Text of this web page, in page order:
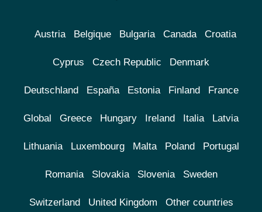
Austria Belgique Bulgaria Canada Croatia
Cyprus Czech Republic Denmark
Deutschland España Estonia Finland France
Global Greece Hungary Ireland Italia Latvia
Lithuania Luxembourg Malta Poland Portugal
Romania Slovakia Slovenia Sweden
Switzerland United Kingdom Other countries